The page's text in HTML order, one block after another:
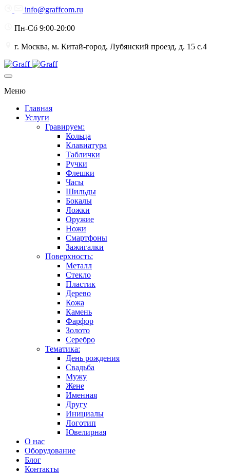
info@graffcom.ru
Пн-Сб 9:00-20:00
г. Москва, м. Китай-город, Лубянский проезд, д. 15 с.4
Меню
Главная
Услуги
Гравируем:
Кольца
Клавиатура
Таблички
Ручки
Флешки
Часы
Шильды
Бокалы
Ложки
Оружие
Ножи
Смартфоны
Зажигалки
Поверхность:
Металл
Стекло
Пластик
Дерево
Кожа
Камень
Фарфор
Золото
Серебро
Тематика:
День рождения
Свадьба
Мужу
Жене
Именная
Другу
Инициалы
Логотип
Ювелирная
О нас
Оборудование
Блог
Контакты